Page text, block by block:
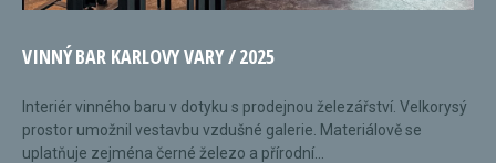
VINNÝ BAR KARLOVY VARY / 2025
Interiér vinného baru v dotyku s prodejnou železářství. Velkorysý
prostor umožnil vestavbu vzdušné galerie. Materiálově se
uplatňuje zejména černé železo a přírodní...